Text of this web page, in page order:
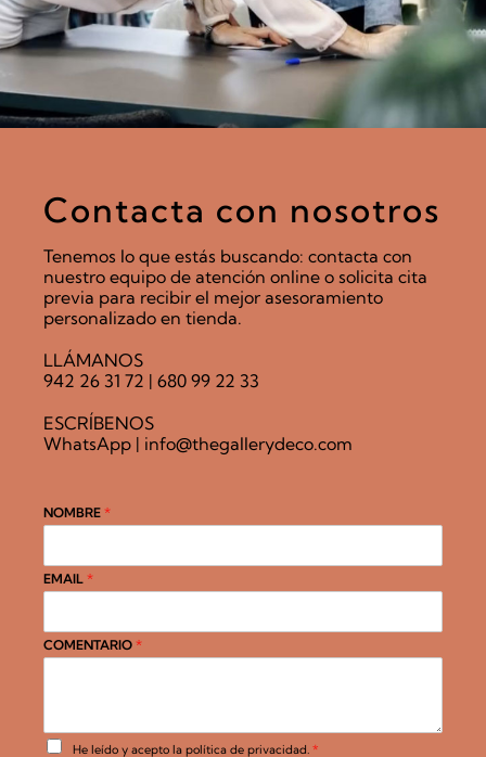
Contacta con nosotros
Tenemos lo que estás buscando: contacta con
nuestro equipo de atención online o solicita cita
previa para recibir el mejor asesoramiento
personalizado en tienda.
LLÁMANOS
942 26 31 72 | 680 99 22 33
ESCRÍBENOS
WhatsApp| info@thegallerydeco.com
NOMBRE *
EMAIL *
COMENTARIO *
A
He leído y acepto la política de privacidad. *